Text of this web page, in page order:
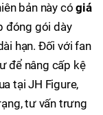
bản này cógiá
đóng gói dày
hạn. Đối với fan
để nâng cấp kệ
tại JH Figure,
tư vấn trưng